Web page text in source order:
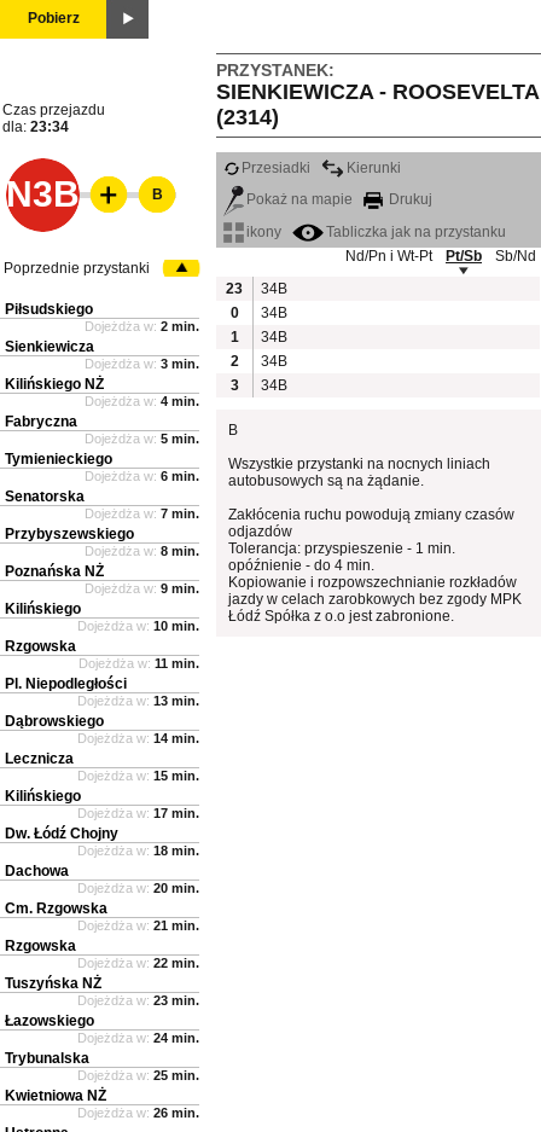
Pobierz
PRZYSTANEK:
SIENKIEWICZA - ROOSEVELTA
(2314)
Czas przejazdu
dla: 23:34
N3B
Przesiadki
Kierunki
Pokaż na mapie
Drukuj
ikony
Tabliczka jak na przystanku
Nd/Pn i Wt-Pt
Pt/Sb
Sb/Nd
23
34B
0
34B
1
34B
2
34B
3
34B
B
Wszystkie przystanki na nocnych liniach
autobusowych są na żądanie.
Zakłócenia ruchu powodują zmiany czasów
odjazdów
Tolerancja: przyspieszenie - 1 min.
opóźnienie - do 4 min.
Kopiowanie i rozpowszechnianie rozkładów
jazdy w celach zarobkowych bez zgody MPK
Łódź Spółka z o.o jest zabronione.
B
Poprzednie przystanki
Piłsudskiego
Dojeżdża w: 2 min.
Sienkiewicza
Dojeżdża w: 3 min.
Kilińskiego NŻ
Dojeżdża w: 4 min.
Fabryczna
Dojeżdża w: 5 min.
Tymienieckiego
Dojeżdża w: 6 min.
Senatorska
Dojeżdża w: 7 min.
Przybyszewskiego
Dojeżdża w: 8 min.
Poznańska NŻ
Dojeżdża w: 9 min.
Kilińskiego
Dojeżdża w: 10 min.
Rzgowska
Dojeżdża w: 11 min.
Pl. Niepodległości
Dojeżdża w: 13 min.
Dąbrowskiego
Dojeżdża w: 14 min.
Lecznicza
Dojeżdża w: 15 min.
Kilińskiego
Dojeżdża w: 17 min.
Dw. Łódź Chojny
Dojeżdża w: 18 min.
Dachowa
Dojeżdża w: 20 min.
Cm. Rzgowska
Dojeżdża w: 21 min.
Rzgowska
Dojeżdża w: 22 min.
Tuszyńska NŻ
Dojeżdża w: 23 min.
Łazowskiego
Dojeżdża w: 24 min.
Trybunalska
Dojeżdża w: 25 min.
Kwietniowa NŻ
Dojeżdża w: 26 min.